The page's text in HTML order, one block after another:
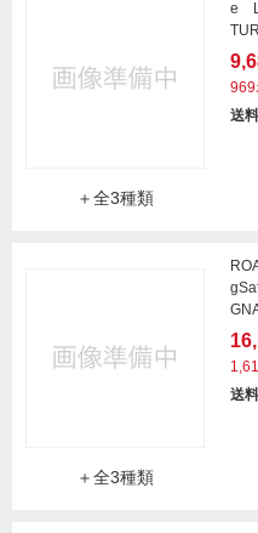
＋全3種類
e
969
送
＋全3種類
送